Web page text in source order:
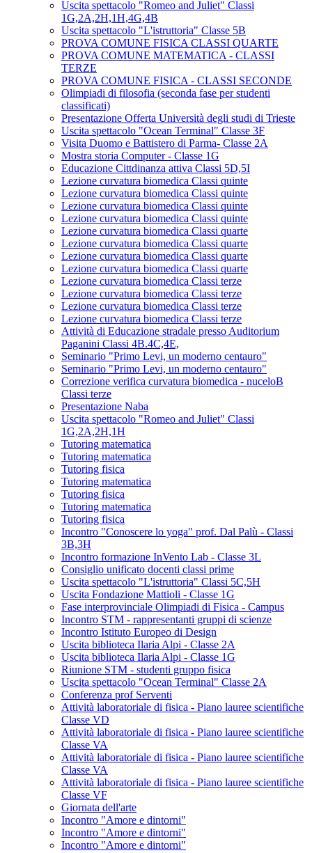
Uscita spettacolo "Romeo and Juliet" Classi
1G,2A,2H,1H,4G,4B
Uscita spettacolo "L'istruttoria" Classe 5B
PROVA COMUNE FISICA CLASSI QUARTE
PROVA COMUNE MATEMATICA - CLASSI
TERZE
PROVA COMUNE FISICA - CLASSI SECONDE
Olimpiadi di filosofia (seconda fase per studenti
classificati)
Presentazione Offerta Università degli studi di Trieste
Uscita spettacolo "Ocean Terminal" Classe 3F
Visita Duomo e Battistero di Parma- Classe 2A
Mostra storia Computer - Classe 1G
Educazione Cittdinanza attiva Classi 5D,5I
Lezione curvatura biomedica Classi quinte
Lezione curvatura biomedica Classi quinte
Lezione curvatura biomedica Classi quinte
Lezione curvatura biomedica Classi quinte
Lezione curvatura biomedica Classi quarte
Lezione curvatura biomedica Classi quarte
Lezione curvatura biomedica Classi quarte
Lezione curvatura biomedica Classi quarte
Lezione curvatura biomedica Classi terze
Lezione curvatura biomedica Classi terze
Lezione curvatura biomedica Classi terze
Lezione curvatura biomedica Classi terze
Attività di Educazione stradale presso Auditorium
Paganini Classi 4B.4C,4E,
Seminario "Primo Levi, un moderno centauro"
Seminario "Primo Levi, un moderno centauro"
Correzione verifica curvatura biomedica - nuceloB
Classi terze
Presentazione Naba
Uscita spettacolo "Romeo and Juliet" Classi
1G,2A,2H,1H
Tutoring matematica
Tutoring matematica
Tutoring fisica
Tutoring matematica
Tutoring fisica
Tutoring matematica
Tutoring fisica
Incontro "Conoscere lo yoga" prof. Dal Palù - Classi
3B,3H
Incontro formazione InVento Lab - Classe 3L
Consiglio unificato docenti classi prime
Uscita spettacolo "L'istruttoria" Classi 5C,5H
Uscita Fondazione Mattioli - Classe 1G
Fase interprovinciale Olimpiadi di Fisica - Campus
Incontro STM - rappresentanti gruppi di scienze
Incontro Istituto Europeo di Design
Uscita biblioteca Ilaria Alpi - Classe 2A
Uscita biblioteca Ilaria Alpi - Classe 1G
Riunione STM - studenti gruppo fisica
Uscita spettacolo "Ocean Terminal" Classe 2A
Conferenza prof Serventi
Attività laboratoriale di fisica - Piano lauree scientifiche
Classe VD
Attività laboratoriale di fisica - Piano lauree scientifiche
Classe VA
Attività laboratoriale di fisica - Piano lauree scientifiche
Classe VA
Attività laboratoriale di fisica - Piano lauree scientifiche
Classe VF
Giornata dell'arte
Incontro "Amore e dintorni"
Incontro "Amore e dintorni"
Incontro "Amore e dintorni"